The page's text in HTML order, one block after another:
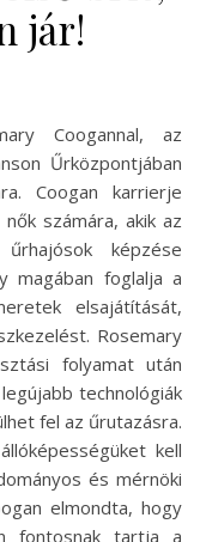
jár!
Űrközpontjában
Coogan karrierje
számára, akik az
képzése
magában foglalja a
elsajátítását,
Rosemary
folyamat után
technológiák
fel az űrutazásra.
kell
és mérnöki
elmondta, hogy
fontosnak tartja a